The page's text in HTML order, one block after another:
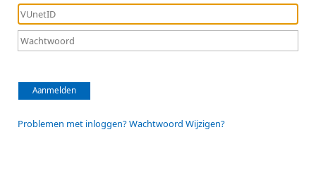
Aanmelden
Problemen met inloggen? Wachtwoord Wijzigen?